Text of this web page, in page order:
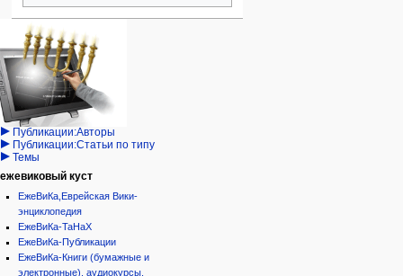
Навигация
персональные инструменты
войти
запрос
учётной
записи
категории
Израиль:Страна и
государство
Иудаизм
Народ
Проекты
Проекты/Участники/
дополнения
Публикации:Авторы
Публикации:Статьи по типу
Темы
ежевиковый куст
ЕжеВиКа,Еврейская Вики-
энциклопедия
ЕжеВиКа-ТаНаХ
ЕжеВиКа-Публикации
ЕжеВиКа-Книги (бумажные и
электронные), аудиокурсы,